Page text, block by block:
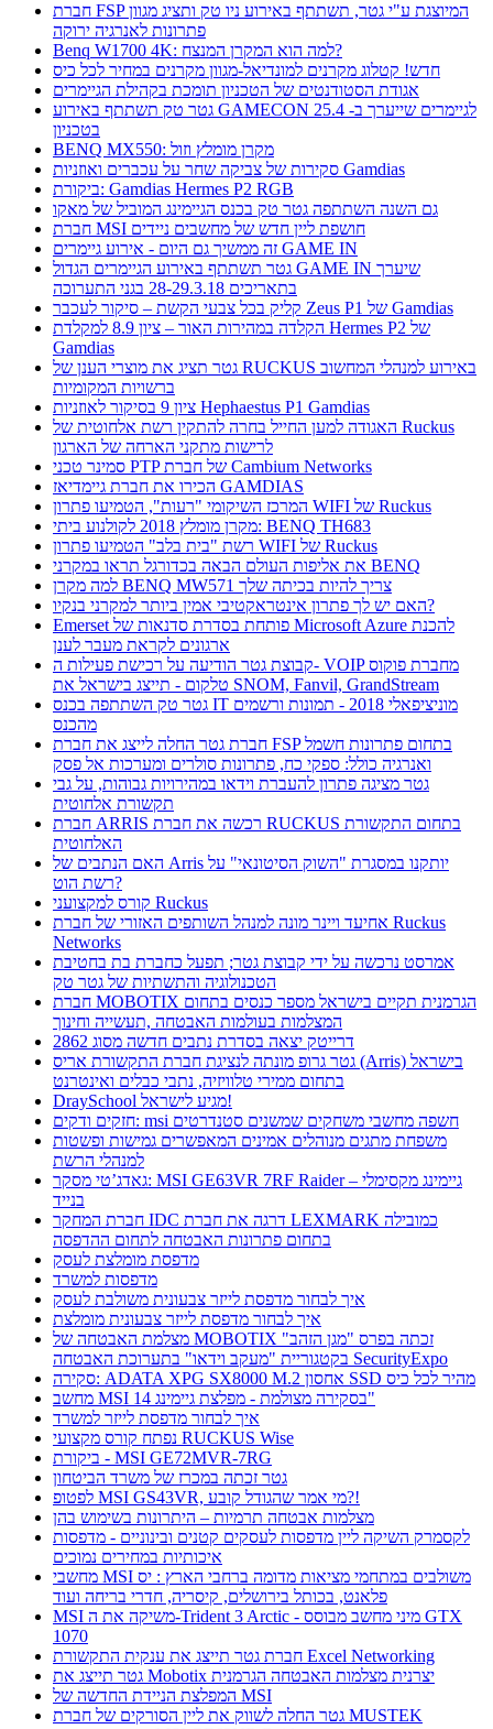
חברת FSP המיוצגת ע"י גטר, תשתתף באירוע ניו טק ותציג מגוון
פתרונות לאנרגיה ירוקה
Benq W1700 4K: למה הוא המקרן המנצח?
חדש! קטלוג מקרנים למונדיאל-מגוון מקרנים במחיר לכל כיס
אגודת הסטודנטים של הטכניון תומכת בקהילת הגיימרים
גטר טק תשתתף באירוע GAMECON לגיימרים שייערך ב- 25.4
בטכניון
BENQ MX550: מקרן מומלץ וזול
סקירות של צביקה שחר על עכברים ואוזניות Gamdias
ביקורת: Gamdias Hermes P2 RGB
גם השנה השתתפה גטר טק בכנס הגיימינג המוביל של מאקו
חברת MSI חושפת ליין חדש של מחשבים ניידים
זה ממשיך גם היום - אירוע גיימרים GAME IN
גטר תשתתף באירוע הגיימרים הגדול GAME IN שיערך
בתאריכים 28-29.3.18 בגני התערוכה
קליק בכל צבעי הקשת – סיקור לעכבר Zeus P1 של Gamdias
הקלדה במהירות האור – ציון 8.9 למקלדת Hermes P2 של
Gamdias
גטר תציג את מוצרי הענן של RUCKUS באירוע למנהלי המחשוב
ברשויות המקומיות
ציון 9 בסיקור לאוזניות Hephaestus P1 Gamdias
האגודה למען החייל בחרה להתקין רשת אלחוטית של Ruckus
לרישות מתקני הארחה של הארגון
סמינר טכני PTP של חברת Cambium Networks
הכירו את חברת גיימדיאז GAMDIAS
המרכז השיקומי "רעות", הטמיעו פתרון WIFI של Ruckus
מקרן מומלץ 2018 לקולנוע ביתי: BENQ TH683
רשת "בית בלב" הטמיעו פתרון WIFI של Ruckus
את אליפות העולם הבאה בכדורגל תראו במקרני BENQ
למה מקרן BENQ MW571 צריך להיות בכיתה שלך
האם יש לך פתרון אינטראקטיבי אמין ביותר למקרני בנקיו?
Emerset פותחת בסדרת סדנאות של Microsoft Azure להכנת
ארגונים לקראת מעבר לענן
קבוצת גטר הודיעה על רכישת פעילות ה- VOIP מחברת פוקוס
טלקום - תייצג בישראל את SNOM, Fanvil, GrandStream
גטר טק השתתפה בכנס IT מוניציפאלי 2018 - תמונות ורשמים
מהכנס
חברת גטר החלה לייצג את חברת FSP בתחום פתרונות חשמל
ואנרגיה כולל: ספקי כח, פתרונות סולרים ומערכות אל פסק
גטר מציגה פתרון להעברת וידאו במהירויות גבוהות, על גבי
תקשורת אלחוטית
חברת ARRIS רכשה את חברת RUCKUS בתחום התקשורת
האלחוטית
האם הנתבים של Arris יותקנו במסגרת "השוק הסיטונאי" על
רשת הוט?
קורס למקצועני Ruckus
אחיעד ויינר מונה למנהל השותפים האזורי של חברת Ruckus
Networks
אמרסט נרכשה על ידי קבוצת גטר; תפעל כחברת בת בחטיבת
הטכנולוגיה והתשתיות של גטר טק
חברת MOBOTIX הגרמנית תקיים בישראל מספר כנסים בתחום
המצלמות בעולמות האבטחה ,תעשייה וחינוך
דרייטק יצאה בסדרת נתבים חדשה מסוג 2862
גטר גרופ מונתה לנציגת חברת התקשורת אריס (Arris) בישראל
בתחום ממירי טלוויזיה, נתבי כבלים ואינטרנט
DraySchool מגיע לישראל!
חזקים ודקים: msi חשפה מחשבי משחקים שמשנים סטנדרטים
משפחת מתגים מנוהלים אמינים המאפשרים גמישות ופשטות
למנהלי הרשת
גאדג’טי מסקר: MSI GE63VR 7RF Raider – גיימינג מקסימלי
בנייד
חברת המחקר IDC דרגה את חברת LEXMARK כמובילה
בתחום פתרונות האבטחה לתחום ההדפסה
מדפסת מומלצת לעסק
מדפסות למשרד
איך לבחור מדפסת לייזר צבעונית משולבת לעסק
איך לבחור מדפסת לייזר צבעונית מומלצת
מצלמת האבטחה של MOBOTIX זכתה בפרס "מגן הזהב"
בקטגוריית "מעקב וידאו" בתערוכת האבטחה SecurityExpo
סקירה: ADATA XPG SX8000 M.2 אחסון SSD מהיר לכל כיס
מחשב MSI בסקירה מצולמת - מפלצת גיימינג 14"
איך לבחור מדפסת לייזר למשרד
נפתח קורס מקצועי RUCKUS Wise
ביקורת - MSI GE72MVR-7RG
גטר זכתה במכרז של משרד הביטחון
לפטופ MSI GS43VR, מי אמר שהגודל קובע?!
מצלמות אבטחה תרמיות – היתרונות בשימוש בהן
לקסמרק השיקה ליין מדפסות לעסקים קטנים ובינוניים - מדפסות
איכותיות במחירים נמוכים
מחשבי MSI משולבים במתחמי מציאות מדומה ברחבי הארץ : יס
פלאנט, בכותל בירושלים, קיסריה, חדרי בריחה ועוד
MSI משיקה את ה-Trident 3 Arctic - מיני מחשב מבוסס GTX
1070
חברת גטר תייצג את ענקית התקשורת Excel Networking
גטר תייצג את Mobotix יצרנית מצלמות האבטחה הגרמנית
המפלצת הניידת החדשה של MSI
גטר החלה לשווק את ליין הסורקים של חברת MUSTEK